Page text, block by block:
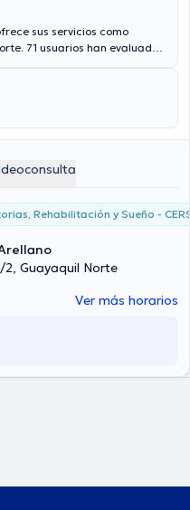
sus servicios como
71 usuarios han evaluado
son aceptadas. Algunos de
son: Estudio del
Rehabilitación y Sueño -
2, Guayaquil Norte
Ver más horarios